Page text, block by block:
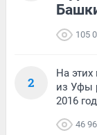
105
2
На
из Уфы
2016
46